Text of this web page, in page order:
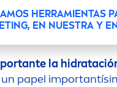
HERRAMIENTAS
EN NUESTRA Y
la
papel